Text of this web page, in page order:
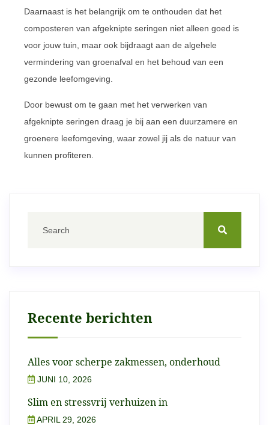
Daarnaast is het belangrijk om te onthouden dat het
composteren van afgeknipte seringen niet alleen goed is
voor jouw tuin, maar ook bijdraagt aan de algehele
vermindering van groenafval en het behoud van een
gezonde leefomgeving.
Door bewust om te gaan met het verwerken van
afgeknipte seringen draag je bij aan een duurzamere en
groenere leefomgeving, waar zowel jij als de natuur van
kunnen profiteren.
Recente berichten
Alles voor scherpe zakmessen, onderhoud
JUNI 10, 2026
Slim en stressvrij verhuizen in
APRIL 29, 2026